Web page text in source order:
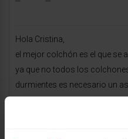
Hola Cristina,
el mejor colchón es el que se
ya que no todos los
durmientes es necesario un
Para que pueda asesorarte